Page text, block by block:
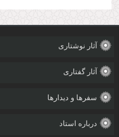
آثار نوشتاری
آثار گفتاری
سفرها و دیدارها
درباره استاد